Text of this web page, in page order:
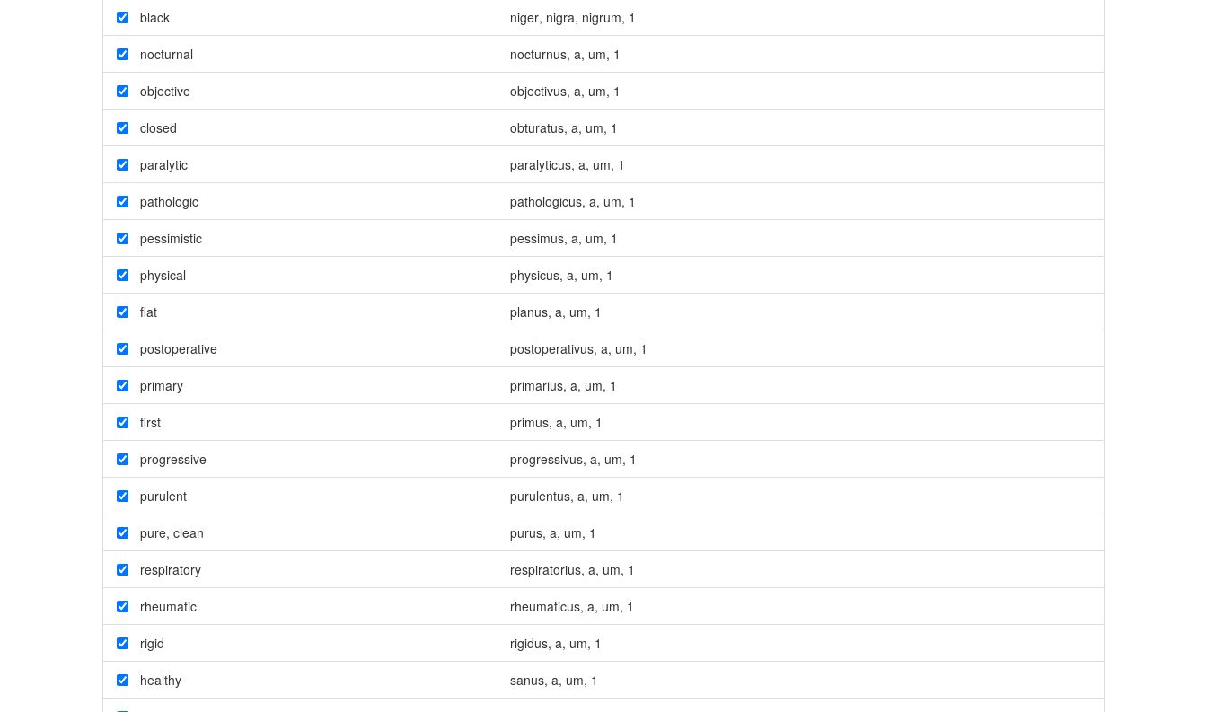
black niger, nigra, nigrum, 1
nocturnal nocturnus, a, um, 1
objective objectivus, a, um, 1
closed obturatus, a, um, 1
paralytic paralyticus, a, um, 1
pathologic pathologicus, a, um, 1
pessimistic pessimus, a, um, 1
physical physicus, a, um, 1
flat planus, a, um, 1
postoperative postoperativus, a, um, 1
primary primarius, a, um, 1
first primus, a, um, 1
progressive progressivus, a, um, 1
purulent purulentus, a, um, 1
pure, clean purus, a, um, 1
respiratory respiratorius, a, um, 1
rheumatic rheumaticus, a, um, 1
rigid rigidus, a, um, 1
healthy sanus, a, um, 1